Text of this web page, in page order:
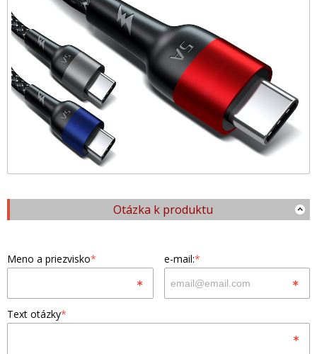
Otázka k produktu
Meno a priezvisko* e-mail:*
Text otázky*